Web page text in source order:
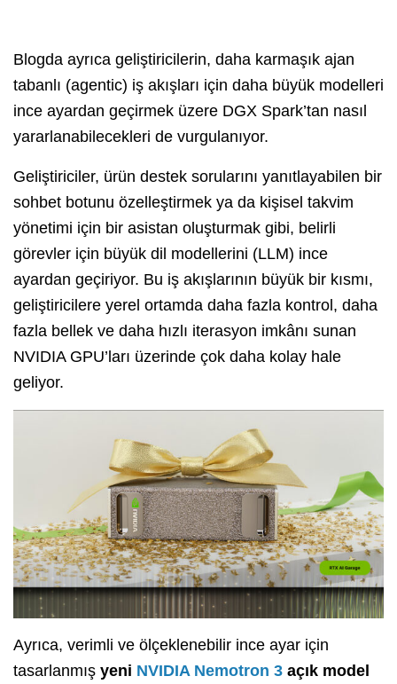
Blogda ayrıca geliştiricilerin, daha karmaşık ajan
tabanlı (agentic) iş akışları için daha büyük modelleri
ince ayardan geçirmek üzere DGX Spark’tan nasıl
yararlanabilecekleri de vurgulanıyor.
Geliştiriciler, ürün destek sorularını yanıtlayabilen bir
sohbet botunu özelleştirmek ya da kişisel takvim
yönetimi için bir asistan oluşturmak gibi, belirli
görevler için büyük dil modellerini (LLM) ince
ayardan geçiriyor. Bu iş akışlarının büyük bir kısmı,
geliştiricilere yerel ortamda daha fazla kontrol, daha
fazla bellek ve daha hızlı iterasyon imkânı sunan
NVIDIA GPU’ları üzerinde çok daha kolay hale
geliyor.
Ayrıca, verimli ve ölçeklenebilir ince ayar için
tasarlanmış yeni NVIDIA Nemotron 3 açık model